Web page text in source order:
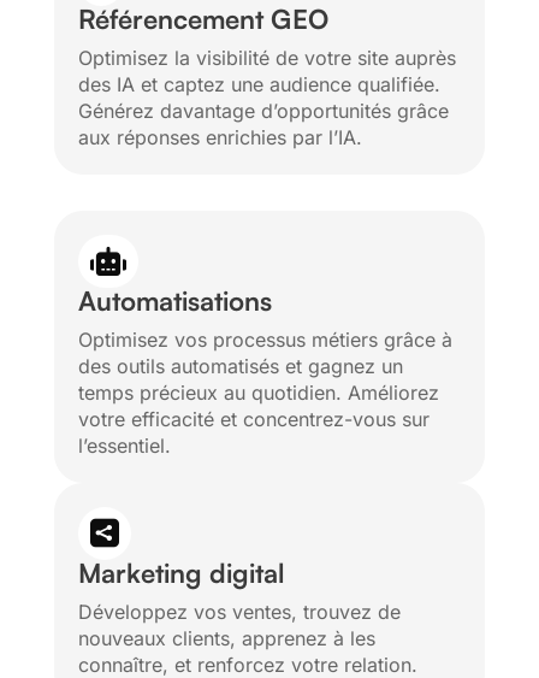
Référencement GEO
Optimisez la visibilité de votre site auprès
des IA et captez une audience qualifiée.
Générez davantage d’opportunités grâce
aux réponses enrichies par l’IA.

Automatisations
Optimisez vos processus métiers grâce à
des outils automatisés et gagnez un
temps précieux au quotidien. Améliorez
votre efficacité et concentrez-vous sur
l’essentiel.

Marketing digital
Développez vos ventes, trouvez de
nouveaux clients, apprenez à les
connaître, et renforcez votre relation.